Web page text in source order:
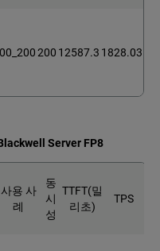
200 12587.3 1828.03
Server FP8
사용 사
례
동
시
성
TTFT(밀
리초)
TPS